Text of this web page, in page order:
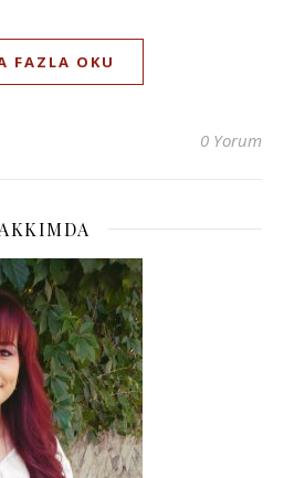
FAZLA OKU
0 Yorum